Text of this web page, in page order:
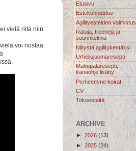
vielä riitä niin
voi nostaa.
Etusivu
Estekunnostus
Agilityesteiden valmistus
Ratoja, treenejä ja
suunnitelmia
Niitystä agilitykentäksi
Urheilujuomaresepti
Makupalaresepti,
kanaohje lisätty
Perheemme koirat
CV
Tokoesteitä
ARCHIVE
► 2026 (13)
► 2025 (24)